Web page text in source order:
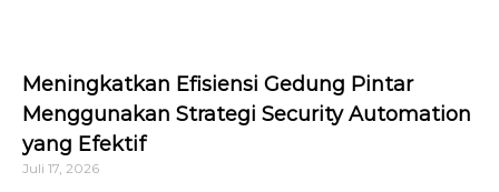
Meningkatkan Efisiensi Gedung Pintar
Menggunakan Strategi Security Automation
yang Efektif
Juli 17, 2026